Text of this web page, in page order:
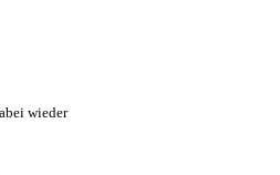
wieder